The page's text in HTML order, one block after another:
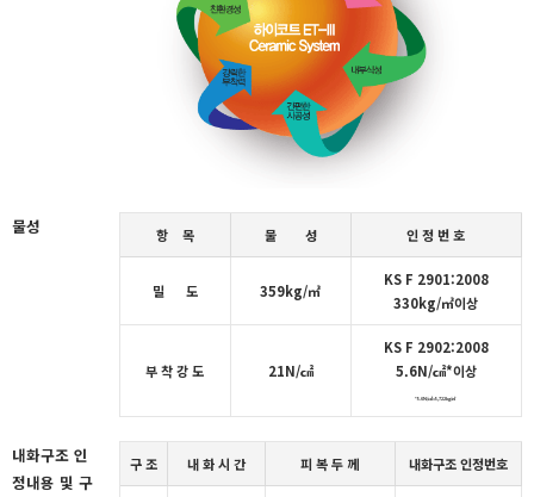
물성 항 목 물 성 인 정 번 호
밀 도 359kg/㎥
KS F 2901:2008
330kg/㎥이상
부 착 강 도 21N/㎠
KS F 2902:2008
5.6N/㎠*이상
*5.6N/㎠=5,722kg/㎡
내화구조 인
정내용 및 구
구 조 내 화 시 간 피 복 두 께 내화구조 인정번호